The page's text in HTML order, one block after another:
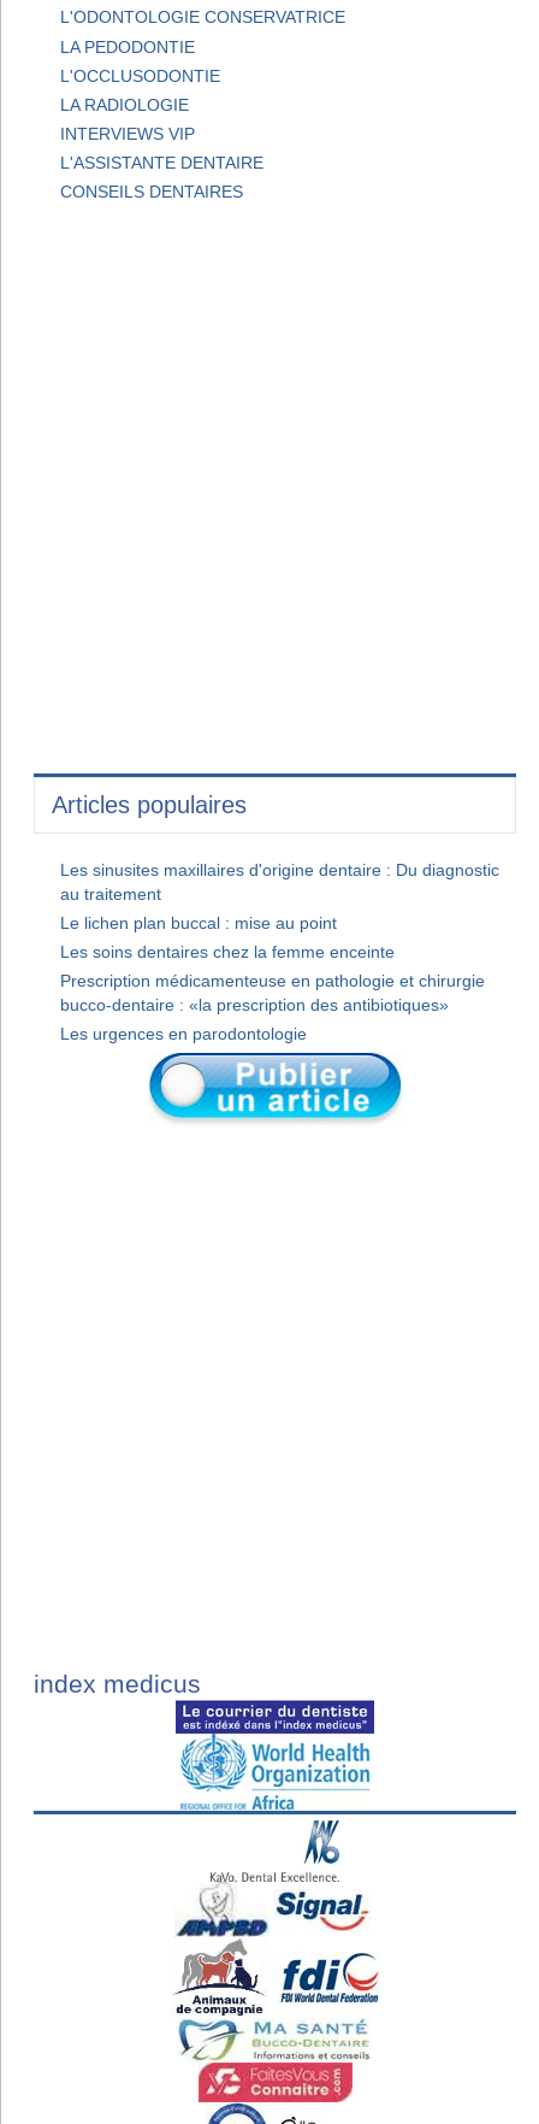
L'ODONTOLOGIE CONSERVATRICE
LA PEDODONTIE
L'OCCLUSODONTIE
LA RADIOLOGIE
INTERVIEWS VIP
L'ASSISTANTE DENTAIRE
CONSEILS DENTAIRES
Articles populaires
Les sinusites maxillaires d'origine dentaire : Du diagnostic
au traitement
Le lichen plan buccal : mise au point
Les soins dentaires chez la femme enceinte
Prescription médicamenteuse en pathologie et chirurgie
bucco-dentaire : «la prescription des antibiotiques»
Les urgences en parodontologie
index medicus